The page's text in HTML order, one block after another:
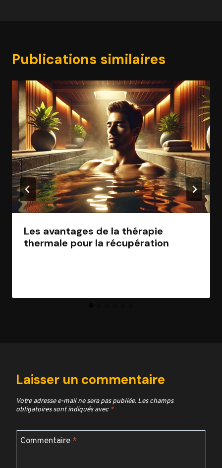
Publications similaires
Les avantages de la thérapie
thermale pour la récupération
Laisser un commentaire
Votre adresse e-mail ne sera pas publiée. Les champs
obligatoires sont indiqués avec *
Commentaire *